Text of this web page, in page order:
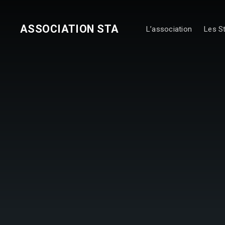
ASSOCIATION STA L’association Les